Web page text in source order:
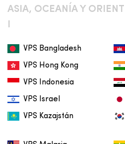
ASIA, OCEANÍA Y
I
VPS Bangladesh
VPS Hong Kong
VPS Indonesia
VPS Israel
VPS Kazajstán